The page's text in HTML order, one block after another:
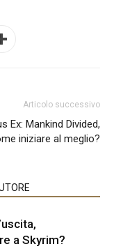
Articolo successivo
Ex: Mankind Divided,
iniziare al meglio?
a Skyrim?